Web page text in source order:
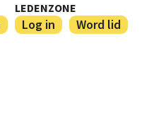
LEDENZONE
Log in Word lid